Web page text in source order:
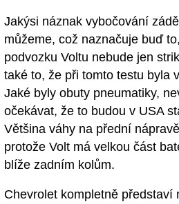
Jakýsi náznak vybočování
můžeme, což naznačuje buď
podvozku Voltu nebude jen
také to, že při tomto testu byla
Jaké byly obuty pneumatiky,
očekávat, že to budou v USA
Většina váhy na přední
protože Volt má velkou část
blíže zadním kolům.
Chevrolet kompletně představí